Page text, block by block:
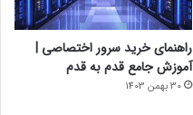
راهنمای خرید سرور اختصاصی |
آموزش جامع قدم به قدم
30 بهمن 1403